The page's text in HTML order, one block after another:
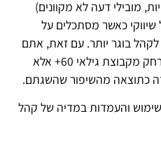
מובילי דעה לא מקוונים)
שיווקי כאשר מסתכלים על
בוגר יותר. עם זאת, אתם
ממש לא צריכים לשלול או להתרחק מקבוצת גילאי 60+ אלא
כתוצאה מהשיפור שהשגתם.
והעמדות במדיה של קהל